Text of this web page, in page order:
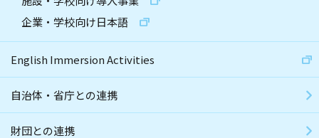
企業・学校向け日本語
English Immersion Activities
自治体・省庁との連携
財団との連携